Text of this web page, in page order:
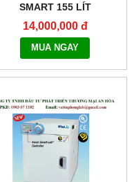
SMART 155 LÍT
MODEL:THERMOSTABLE
SON-155
14,000,000 đ
MUA NGAY